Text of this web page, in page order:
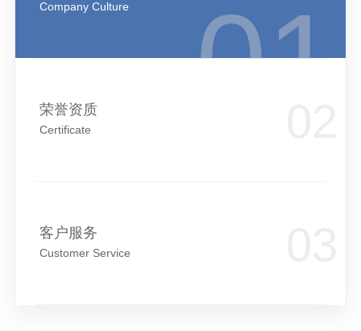
Company Culture
荣誉资质
Certificate
客户服务
Customer Service